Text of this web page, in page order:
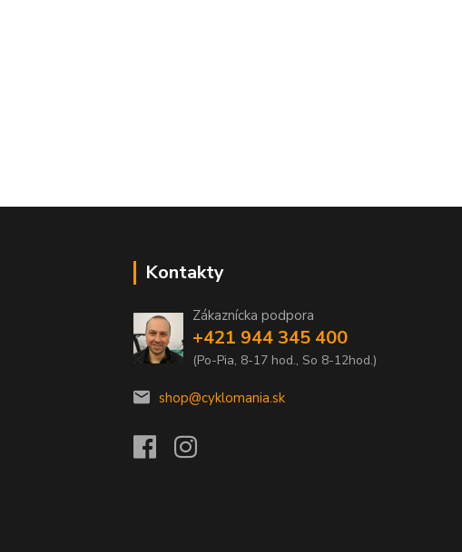
Kontakty
Zákaznícka podpora
+421 944 345 400
(Po-Pia, 8-17 hod., So 8-12hod.)
shop@cyklomania.sk